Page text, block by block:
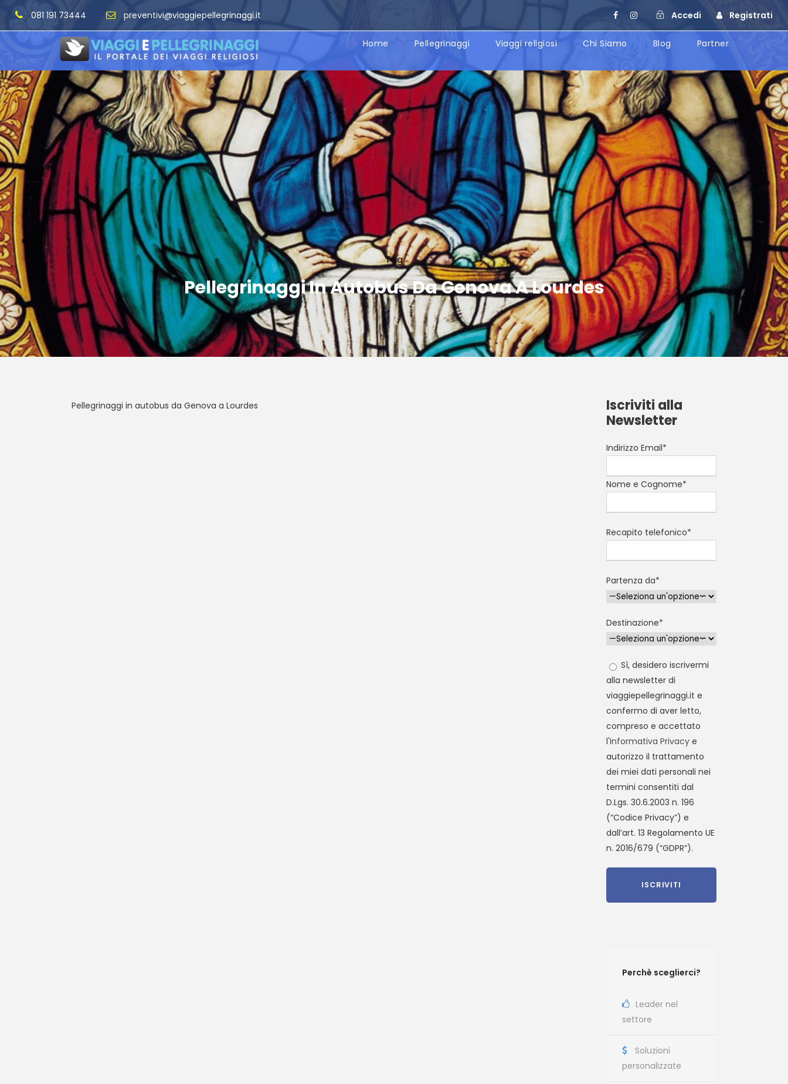
081 191 73444 preventivi@viaggiepellegrinaggi.it Accedi Registrati
Home Pellegrinaggi Viaggi religiosi Chi Siamo Blog Partner
Tag
Pellegrinaggi In Autobus Da Genova A Lourdes
Pellegrinaggi in autobus da Genova a Lourdes
Iscriviti alla
Newsletter
Indirizzo Email*
Nome e Cognome*
Recapito telefonico*
Partenza da*
Destinazione*
Sì, desidero iscrivermi
alla newsletter di
viaggiepellegrinaggi.it e
confermo di aver letto,
compreso e accettato
l'Informativa Privacy e
autorizzo il trattamento
dei miei dati personali nei
termini consentiti dal
D.Lgs. 30.6.2003 n. 196
(“Codice Privacy”) e
dall’art. 13 Regolamento UE
n. 2016/679 (“GDPR”).
Perchè sceglierci?
Leader nel
settore
Soluzioni
personalizzate